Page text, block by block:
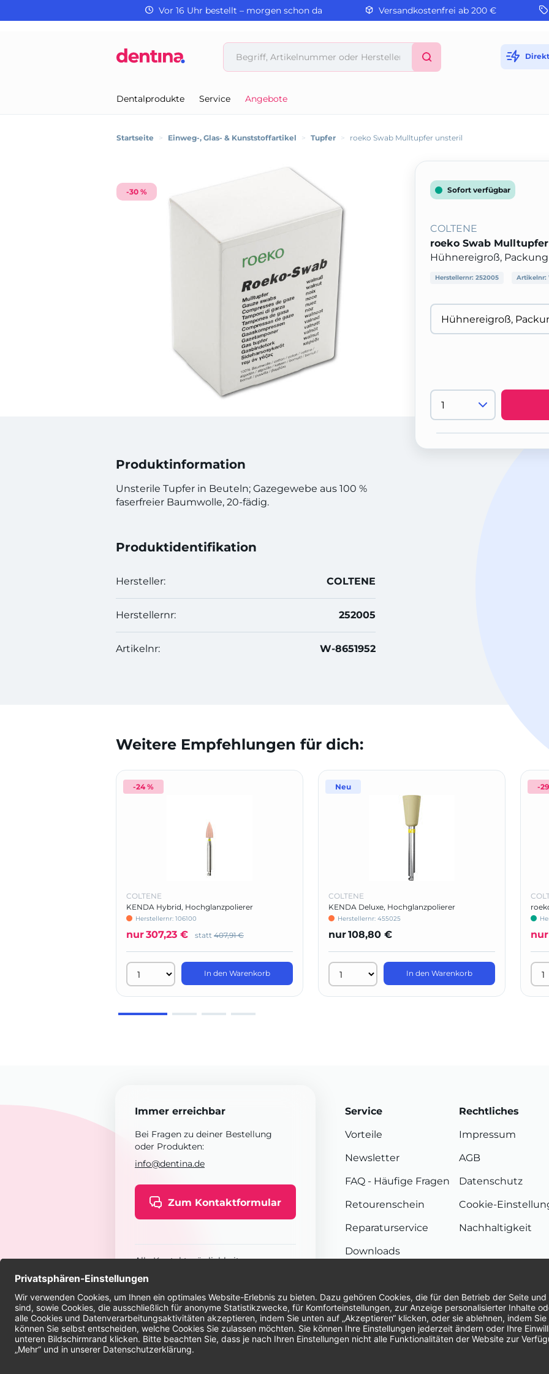
Vor 16 Uhr bestellt – morgen schon da Versandkostenfrei ab 200 €
Dentalprodukte Service Angebote
Startseite > Einweg-, Glas- & Kunststoffartikel > Tupfer > roeko Swab Mulltupfer unsteril
-30 %
Produktinformation
Unsterile Tupfer in Beuteln; Gazegewebe aus 100 %
faserfreier Baumwolle, 20-fädig.
Produktidentifikation
Hersteller: COLTENE
Herstellernr: 252005
Artikelnr: W-8651952
Sofort verfügbar
COLTENE
roeko Swab
Hühnereigroß,
Herstellernr: 252005 Artikelnr:
Weitere Empfehlungen für dich:
-24 %
COLTENE
KENDA Hybrid, Hochglanzpolierer
Herstellernr: 106100
nur307,23 € statt 407,91 €
In den Warenkorb
Neu
COLTENE
KENDA Deluxe, Hochglanzpolierer
Herstellernr: 455025
nur108,80 €
In den Warenkorb
-
nur
Immer erreichbar
Bei Fragen zu deiner Bestellung
oder Produkten:
info@dentina.de
Zum Kontaktformular
Alle Kontaktmöglichkeiten
Service
Vorteile
Newsletter
FAQ - Häufige Fragen
Retourenschein
Reparaturservice
Downloads
Rechtliches
Impressum
AGB
Datenschutz
Cookie-
Nachhaltigkeit